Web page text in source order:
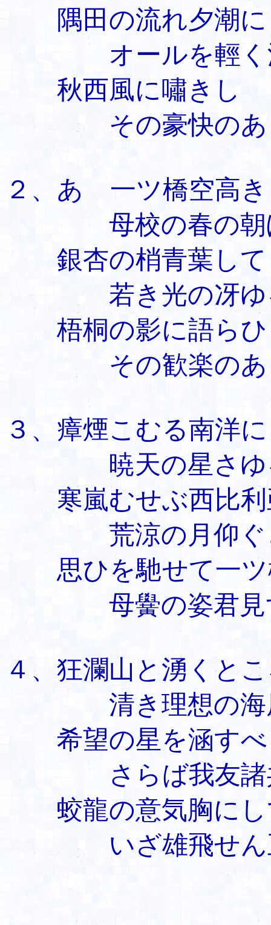
隅田の流れ夕潮に
オールを輕く
秋西風に嘯きし
その豪快のあ
２、あゝ一ツ橋空高き
母校の春の朝
銀杏の梢青葉して
若き光の冴ゆ
梧桐の影に語らひ
その歓楽のあ
３、瘴煙こむる南洋に
暁天の星さゆ
寒嵐むせぶ西比利
荒涼の月仰ぐ
思ひを馳せて一ツ
母黌の姿君見
４、狂瀾山と湧くと
清き理想の海
希望の星を涵すべ
さらば我友諸
蛟龍の意気胸にし
いざ雄飛せん